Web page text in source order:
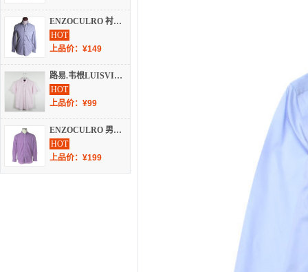
ENZOCULRO 衬衫 长袖正装 A-398
HOT
上品价：¥149
路易.韦根LUISVIGIN 不分季节 服装 男上装 男士衬衫 B-731
HOT
上品价：¥99
ENZOCULRO 男装 长袖正装 A-403
HOT
上品价：¥199